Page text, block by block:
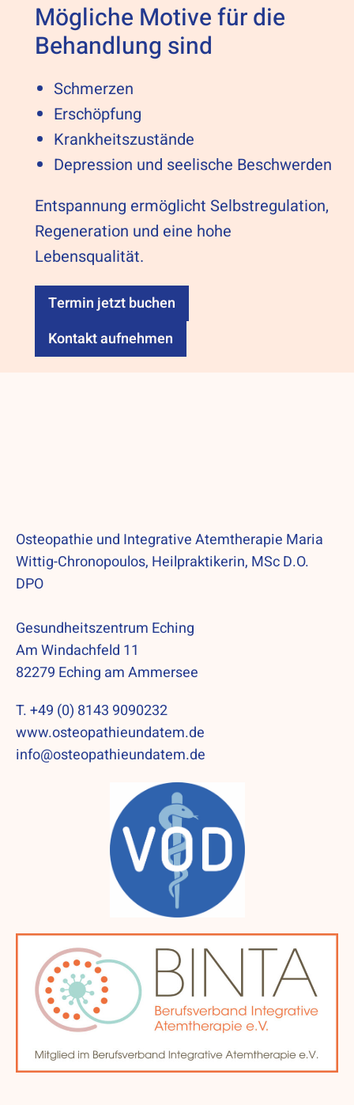
Mögliche Motive für die
Behandlung sind
Schmerzen
Erschöpfung
Krankheitszustände
Depression und seelische Beschwerden
Entspannung ermöglicht Selbstregulation,
Regeneration und eine hohe
Lebensqualität.
Termin jetzt buchen
Kontakt aufnehmen
Osteopathie und Integrative Atemtherapie Maria
Wittig-Chronopoulos, Heilpraktikerin, MSc D.O.
DPO
Gesundheitszentrum Eching
Am Windachfeld 11
82279 Eching am Ammersee
T. +49 (0) 8143 9090232
www.osteopathieundatem.de
info@osteopathieundatem.de